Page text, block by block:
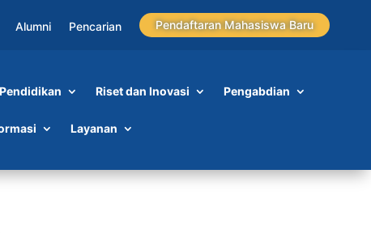
Alumni Pencarian Pendaftaran Mahasiswa Baru
Pendidikan Riset dan Inovasi Pengabdian
Layanan